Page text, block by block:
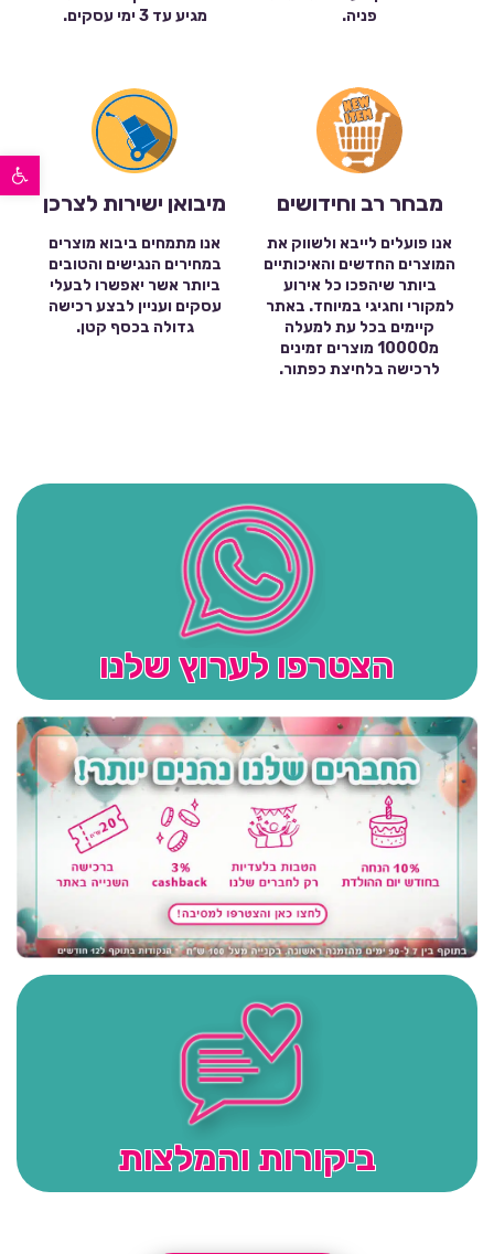
פתח סרגל נגישות
פניה.
מגיע עד 3 ימי עסקים.
מבחר רב וחידושים
אנו פועלים לייבא ולשווק את
המוצרים החדשים והאיכותיים
ביותר שיהפכו כל אירוע
למקורי וחגיגי במיוחד. באתר
קיימים בכל עת למעלה
מ10000 מוצרים זמינים
לרכישה בלחיצת כפתור.
מיבואן ישירות לצרכן
אנו מתמחים ביבוא מוצרים
במחירים הנגישים והטובים
ביותר אשר יאפשרו לבעלי
עסקים ועניין לבצע רכישה
גדולה בכסף קטן.
הצטרפו לערוץ שלנו
ביקורות והמלצות